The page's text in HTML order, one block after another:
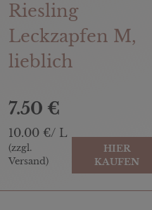
Riesling
Leckzapfen M,
lieblich
7.50 €
10.00 €/ L
(zzgl.
Versand)
HIER
KAUFEN